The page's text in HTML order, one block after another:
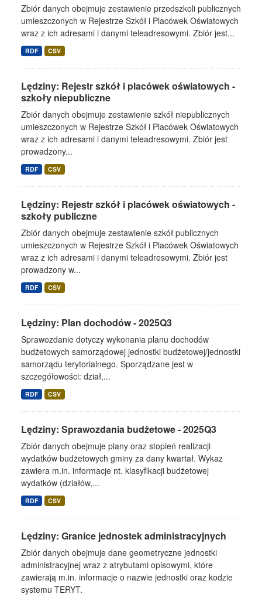
Zbiór danych obejmuje zestawienie przedszkoli publicznych
umieszczonych w Rejestrze Szkół i Placówek Oświatowych
wraz z ich adresami i danymi teleadresowymi. Zbiór jest...
RDF CSV
Lędziny: Rejestr szkół i placówek oświatowych -
szkoły niepubliczne
Zbiór danych obejmuje zestawienie szkół niepublicznych
umieszczonych w Rejestrze Szkół i Placówek Oświatowych
wraz z ich adresami i danymi teleadresowymi. Zbiór jest
prowadzony...
RDF CSV
Lędziny: Rejestr szkół i placówek oświatowych -
szkoły publiczne
Zbiór danych obejmuje zestawienie szkół publicznych
umieszczonych w Rejestrze Szkół i Placówek Oświatowych
wraz z ich adresami i danymi teleadresowymi. Zbiór jest
prowadzony w...
RDF CSV
Lędziny: Plan dochodów - 2025Q3
Sprawozdanie dotyczy wykonania planu dochodów
budżetowych samorządowej jednostki budżetowej/jednostki
samorządu terytorialnego. Sporządzane jest w
szczegółowości: dział,...
RDF CSV
Lędziny: Sprawozdania budżetowe - 2025Q3
Zbiór danych obejmuje plany oraz stopień realizacji
wydatków budżetowych gminy za dany kwartał. Wykaz
zawiera m.in. informacje nt. klasyfikacji budżetowej
wydatków (działów,...
RDF CSV
Lędziny: Granice jednostek administracyjnych
Zbiór danych obejmuje dane geometryczne jednostki
administracyjnej wraz z atrybutami opisowymi, które
zawierają m.in. informacje o nazwie jednostki oraz kodzie
systemu TERYT.